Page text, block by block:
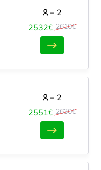
2532€ 2610€
= 2
2551€ 2630€
= 2